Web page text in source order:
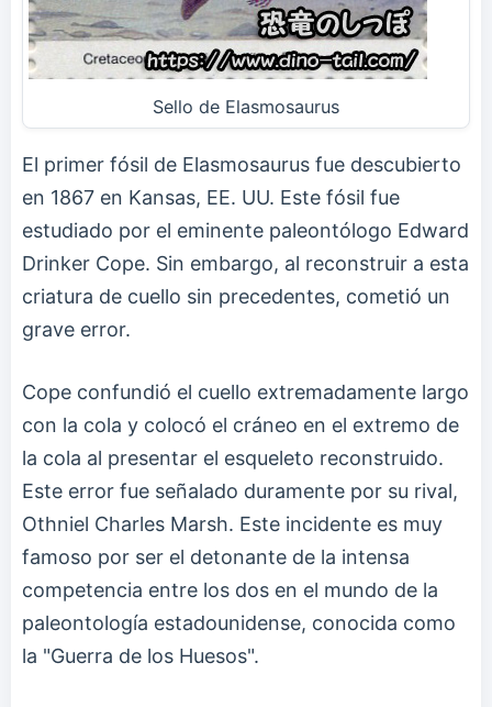
Sello de Elasmosaurus
El primer fósil de Elasmosaurus fue descubierto
en 1867 en Kansas, EE. UU. Este fósil fue
estudiado por el eminente paleontólogo Edward
Drinker Cope. Sin embargo, al reconstruir a esta
criatura de cuello sin precedentes, cometió un
grave error.
Cope confundió el cuello extremadamente largo
con la cola y colocó el cráneo en el extremo de
la cola al presentar el esqueleto reconstruido.
Este error fue señalado duramente por su rival,
Othniel Charles Marsh. Este incidente es muy
famoso por ser el detonante de la intensa
competencia entre los dos en el mundo de la
paleontología estadounidense, conocida como
la "Guerra de los Huesos".